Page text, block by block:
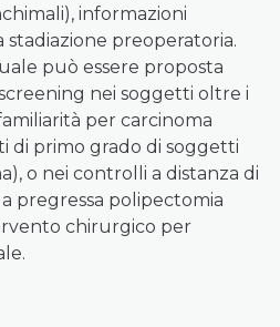
informazioni
preoperatoria.
può essere proposta
nei soggetti oltre i
per carcinoma
di primo grado di soggetti
o nei controlli a distanza di
pregressa polipectomia
chirurgico per